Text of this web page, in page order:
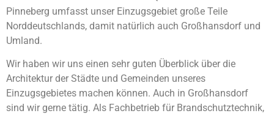
Pinneberg umfasst unser Einzugsgebiet große Teile
Norddeutschlands, damit natürlich auch Großhansdorf und
Umland.
Wir haben wir uns einen sehr guten Überblick über die
Architektur der Städte und Gemeinden unseres
Einzugsgebietes machen können. Auch in Großhansdorf
sind wir gerne tätig. Als Fachbetrieb für Brandschutztechnik,